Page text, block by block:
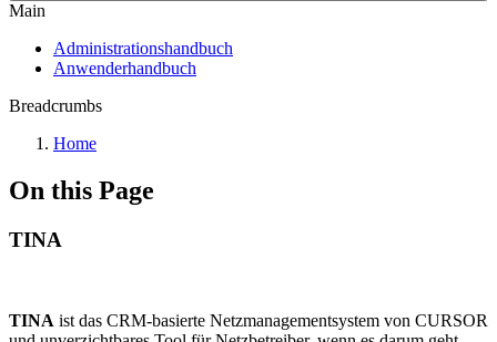
Main
Administrationshandbuch
Anwenderhandbuch
Breadcrumbs
Home
On this Page
TINA
TINA ist das CRM-basierte Netzmanagementsystem von CURSOR